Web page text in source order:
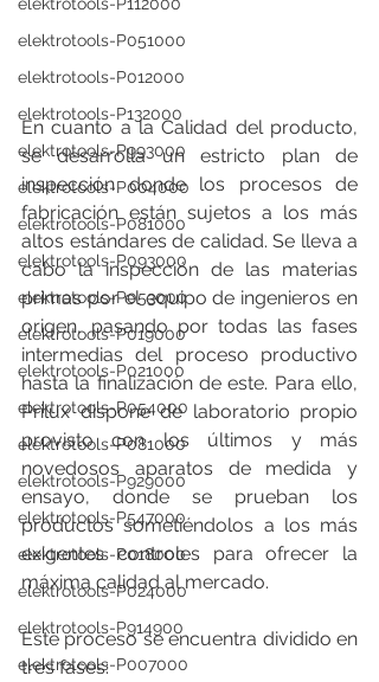
elektrotools-P051000
elektrotools-P012000
elektrotools-P132000
elektrotools-P993000
elektrotools-P004000
elektrotools-P081000
elektrotools-P093000
elektrotools-P053000
elektrotools-P019000
elektrotools-P021000
elektrotools-P054000
elektrotools-P081000
elektrotools-P929000
elektrotools-P547000
elektrotools-P018000
elektrotools-P024000
elektrotools-P914900
elektrotools-P007000
En cuanto a la Calidad del producto,
se desarrolla un estricto plan de
inspección donde los procesos de
fabricación están sujetos a los más
altos estándares de calidad. Se lleva a
cabo la inspección de las materias
primas por el equipo de ingenieros en
origen, pasando por todas las fases
intermedias del proceso productivo
hasta la finalización de este. Para ello,
Prilux dispone de laboratorio propio
provisto con los últimos y más
novedosos aparatos de medida y
ensayo, donde se prueban los
productos sometiéndolos a los más
exigentes controles para ofrecer la
máxima calidad al mercado.
Este proceso se encuentra dividido en
tres fases: